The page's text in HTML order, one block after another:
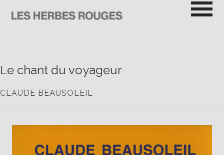
contenu
Le chant du voyageur
CLAUDE BEAUSOLEIL